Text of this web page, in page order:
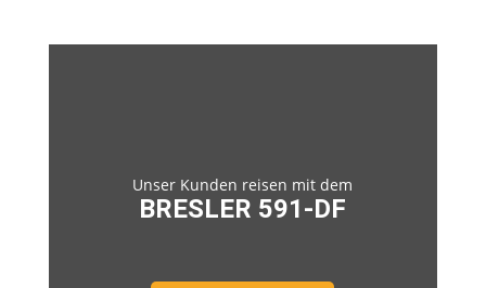
Unser Kunden reisen mit dem
BRESLER 591-DF